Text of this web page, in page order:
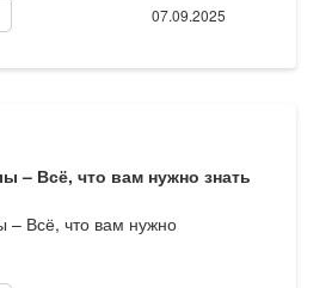
07.09.2025
– Всё, что вам нужно знать
– Всё, что вам нужно